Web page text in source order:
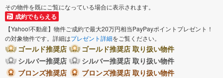
その物件を既にご覧になっている場合に表示されます。
成約でもらえる
【Yahoo!不動産】物件ご成約で最大20万円相当PayPayポイントプレゼント！
の対象物件です。詳細はプレゼント詳細をご覧ください。
ゴールド推奨店
ゴールド推奨店 取り扱い物件
シルバー推奨店
シルバー推奨店 取り扱い物件
ブロンズ推奨店
ブロンズ推奨店 取り扱い物件